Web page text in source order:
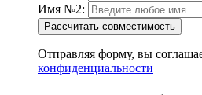
Имя №2:
Рассчитать совместимость
Отправляя форму, вы
конфиденциальности